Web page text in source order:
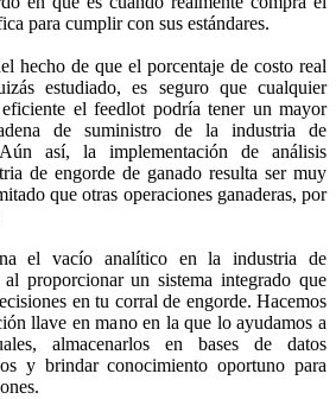
para cumplir con sus estándares.
hecho de que el porcentaje de costo real
estudiado, es seguro que cualquier
el feedlot podría tener un mayor
de suministro de la industria de
así, la implementación de análisis
de engorde de ganado resulta ser muy
que otras operaciones ganaderas, por
el vacío analítico en la industria de
proporcionar un sistema integrado que
en tu corral de engorde. Hacemos
llave en mano en la que lo ayudamos a
almacenarlos en bases de datos
y brindar conocimiento oportuno para